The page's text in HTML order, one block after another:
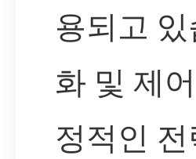
용되고
화 및 제
정적인